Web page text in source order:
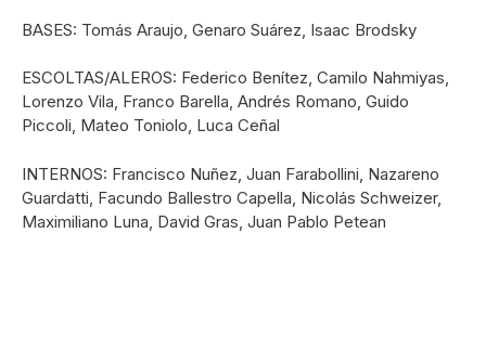
BASES: Tomás Araujo, Genaro Suárez, Isaac Brodsky
ESCOLTAS/ALEROS: Federico Benítez, Camilo Nahmiyas,
Lorenzo Vila, Franco Barella, Andrés Romano, Guido
Piccoli, Mateo Toniolo, Luca Ceñal
INTERNOS: Francisco Nuñez, Juan Farabollini, Nazareno
Guardatti, Facundo Ballestro Capella, Nicolás Schweizer,
Maximiliano Luna, David Gras, Juan Pablo Petean